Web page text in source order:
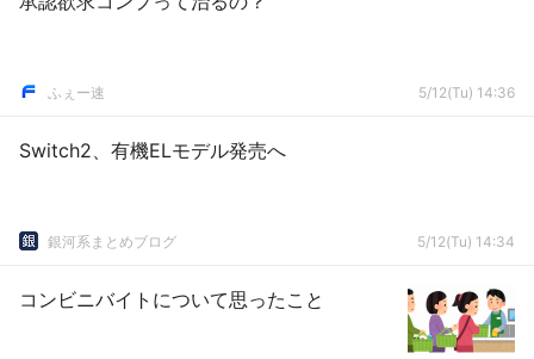
ふぇー速 5/12(Tu) 14:36
Switch2、有機ELモデル発売へ
銀河系まとめブログ 5/12(Tu) 14:34
コンビニバイトについて思ったこと